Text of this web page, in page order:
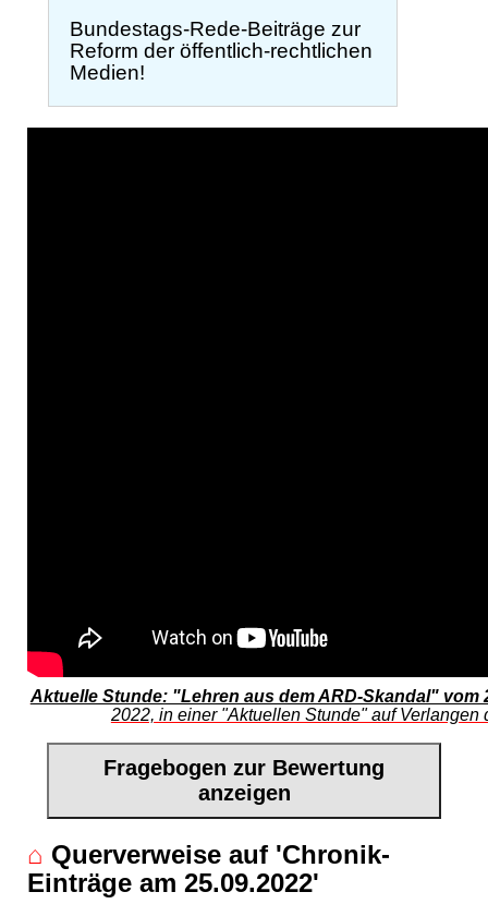
Bundestags-Rede-Beiträge zur
Reform der öffentlich-rechtlichen
Medien!
Aktuelle Stunde: "Lehren aus dem ARD-Skandal" vom
2022, in einer "Aktuellen Stunde" auf Verlangen
Fragebogen zur Bewertung
anzeigen
⌂ Querverweise auf 'Chronik-
Einträge am 25.09.2022'